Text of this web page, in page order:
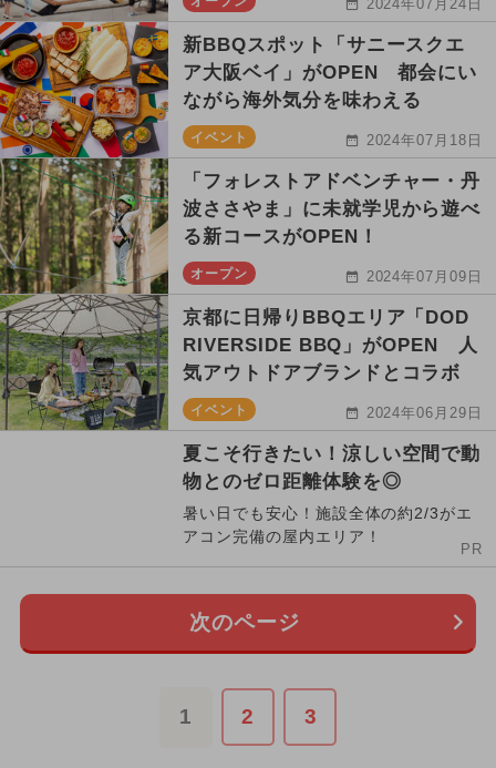
2024年07月24日
新BBQスポット「サニースクエ
ア大阪ベイ」がOPEN 都会にい
ながら海外気分を味わえる
イベント 2024年07月18日
「フォレストアドベンチャー・丹
波ささやま」に未就学児から遊べ
る新コースがOPEN！
オープン 2024年07月09日
京都に日帰りBBQエリア「DOD
RIVERSIDE BBQ」がOPEN 人
気アウトドアブランドとコラボ
イベント 2024年06月29日
夏こそ行きたい！涼しい空間で動
物とのゼロ距離体験を◎
暑い日でも安心！施設全体の約2/3がエ
アコン完備の屋内エリア！
PR
次のページ
1 2 3